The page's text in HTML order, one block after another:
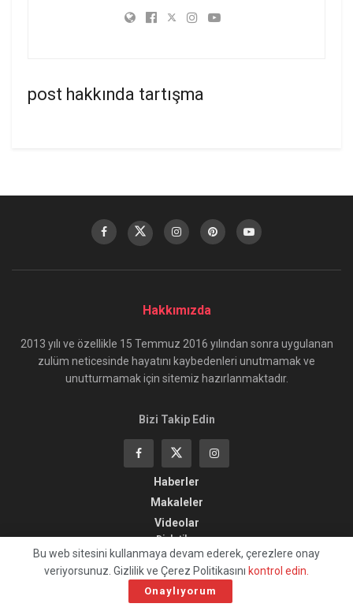
post hakkında tartışma
Hakkımızda
2013 yılı ve özellikle 15 Temmuz 2016 yılından sonra uygulanan
zulüm neticesinde hayatını kaybedenleri unutmamak ve
unutturmamak için sitemiz hazırlanmaktadır.
Bizi Takip Edin
Haberler
Makaleler
Videolar
Dinletiler
Belgesel
Sizden Gelenler
Çizimler
Bu web sitesini kullanmaya devam ederek, çerezlere onay
veriyorsunuz. Gizlilik ve Çerez Politikasını kontrol edin.
Onaylıyorum